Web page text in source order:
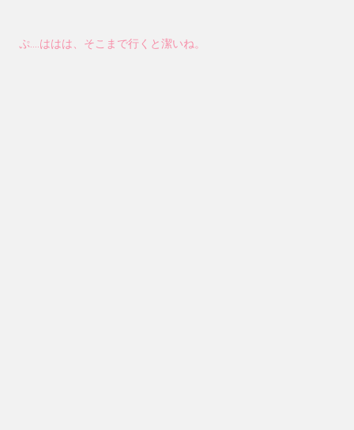
ぷ….ははは、そこまで行くと潔いね。